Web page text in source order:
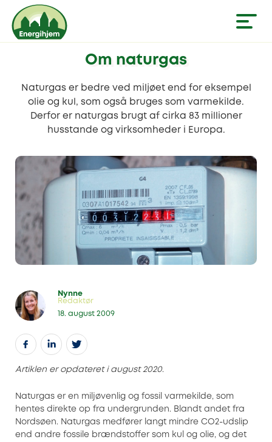
Om naturgas
Naturgas er bedre ved miljøet end for eksempel
olie og kul, som også bruges som varmekilde.
Derfor er naturgas brugt af cirka 83 millioner
husstande og virksomheder i Europa.
Nynne
Redaktør
18. august 2009
Artiklen er opdateret i august 2020.
Naturgas er en miljøvenlig og fossil varmekilde, som
hentes direkte op fra undergrunden. Blandt andet fra
Nordsøen. Naturgas medfører langt mindre CO2-udslip
end andre fossile brændstoffer som kul og olie, og det